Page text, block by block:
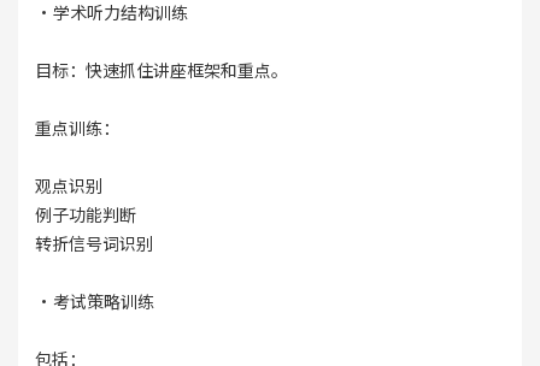
·学术听力结构训练
目标：快速抓住讲座框架和重点。
重点训练：
观点识别
例子功能判断
转折信号词识别
·考试策略训练
包括：